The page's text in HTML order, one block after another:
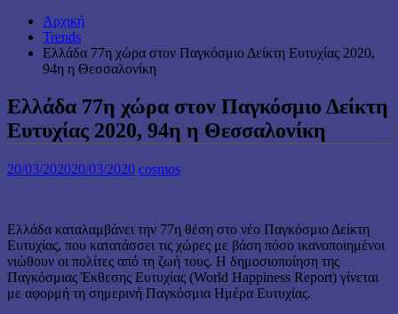
Αρχική
Trends
Ελλάδα 77η χώρα στον Παγκόσμιο Δείκτη Ευτυχίας 2020,
94η η Θεσσαλονίκη
Ελλάδα 77η χώρα στον Παγκόσμιο Δείκτη
Ευτυχίας 2020, 94η η Θεσσαλονίκη
20/03/202020/03/2020 cosmos
Ελλάδα καταλαμβάνει την 77η θέση στο νέο Παγκόσμιο Δείκτη
Ευτυχίας, που κατατάσσει τις χώρες με βάση πόσο ικανοποιημένοι
νιώθουν οι πολίτες από τη ζωή τους. Η δημοσιοποίηση της
Παγκόσμιας Έκθεσης Ευτυχίας (World Happiness Report) γίνεται
με αφορμή τη σημερινή Παγκόσμια Ημέρα Ευτυχίας.